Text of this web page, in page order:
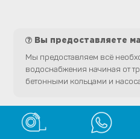
Вы предоставляете
Мы предоставляем всё
водоснабжения начиная от
бетонными кольцами и